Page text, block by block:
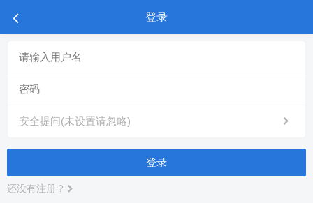
登录
安全提问(未设置请忽略)
登录
还没有注册？